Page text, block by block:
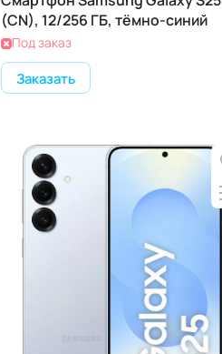
(CN), 12/256 ГБ, тёмно-синий
Под заказ
Заказать